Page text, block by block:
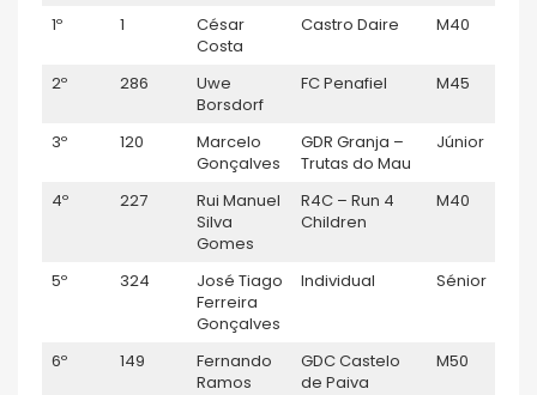
1º
1
César
Costa
Castro Daire M40
2º 286
Uwe
Borsdorf
FC Penafiel M45
3º 120
Marcelo
Gonçalves
GDR Granja –
Trutas do Mau
Júnior
4º 227
Rui Manuel
Silva
Gomes
R4C – Run 4
Children
M40
5º 324
José Tiago
Ferreira
Gonçalves
Individual Sénior
6º 149
Fernando
Ramos
GDC Castelo
de Paiva
M50